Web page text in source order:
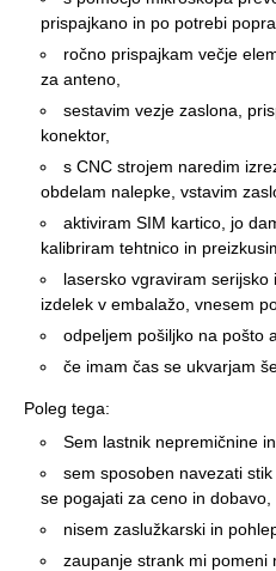
prispajkano in po potrebi
ročno prispajkam večje
za anteno,
sestavim vezje zaslona,
konektor,
s CNC strojem naredim
obdelam nalepke, vstavim
aktiviram SIM kartico, jo
kalibriram tehtnico in
lasersko vgraviram serijsko
izdelek v embalažo, vnesem
odpeljem pošiljko na pošto
če imam čas se ukvarjam
Poleg tega:
Sem lastnik nepremičnine
sem sposoben navezati
se pogajati za ceno in dobavo,
nisem zaslužkarski in
zaupanje strank mi pomeni